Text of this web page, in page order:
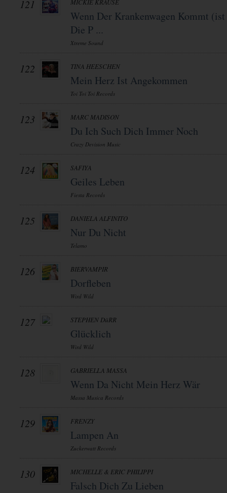
121 MICKIE KRAUSE
Wenn Der Krankenwagen Kommt (ist
Die P ...
Xtreme Sound
122 TINA HEESCHEN
Mein Herz Ist Angekommen
Toi Toi Toi Records
123 MARC MADISON
Du Ich Such Dich Immer Noch
Crazy Devision Music
124 SAFIYA
Geiles Leben
Fiesta Records
125 DANIELA ALFINITO
Nur Du Nicht
Telamo
126 BIERVAMPIR
Dorfleben
Wird Wild
127 STEPHEN DüRR
Glücklich
Wird Wild
128 GABRIELLA MASSA
Wenn Da Nicht Mein Herz Wär
Massa Musica Records
129 FRENZY
Lampen An
Zuckerwatt Records
130 MICHELLE & ERIC PHILIPPI
Falsch Dich Zu Lieben